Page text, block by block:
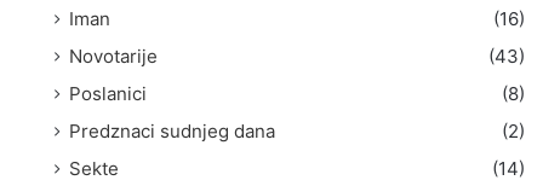
Iman
(16)
Novotarije
(43)
Poslanici
(8)
Predznaci sudnjeg dana
(2)
Sekte
(14)